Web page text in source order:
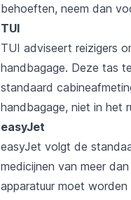
behoeften, neem dan
TUI
TUI adviseert reizigers
handbagage. Deze tas
standaard
handbagage, niet in het
easyJet
easyJet volgt de
medicijnen van meer
apparatuur moet